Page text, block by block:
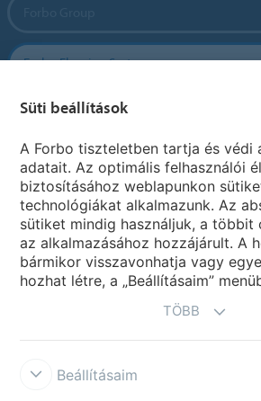
Forbo Flooring Systems
Forbo Movement Systems
Ország weboldala
Válasszon országot
Süti beállítások
A Forbo tiszteletben tartja és védi
adatait. Az optimális felhasználói
biztosításához weblapunkon
technológiákat alkalmazunk. Az
sütiket mindig használjuk, a többit
az alkalmazásához hozzájárult. A
bármikor visszavonhatja vagy
hozhat létre, a „Beállításaim”
TÖBB
Beállításaim